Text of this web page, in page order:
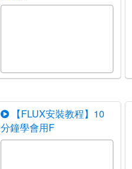
【FLUX安裝教程】10
分鐘學會用F